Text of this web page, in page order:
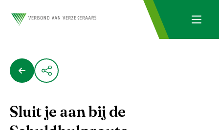
Sluit je aan bij de